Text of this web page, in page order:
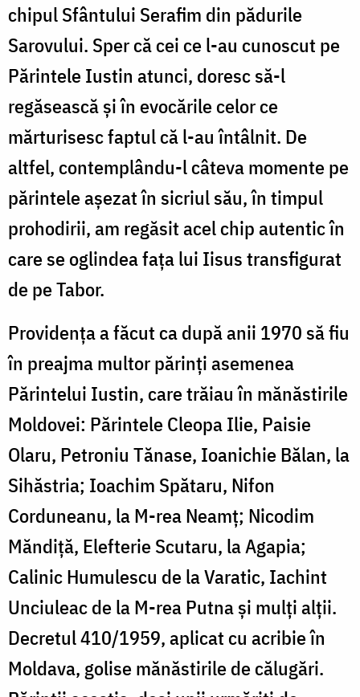
chipul Sfântului Serafim din pădurile
Sarovului. Sper că cei ce l-au cunoscut pe
Părintele Iustin atunci, doresc să-l
regăsească și în evocările celor ce
mărturisesc faptul că l-au întâlnit. De
altfel, contemplându-l câteva momente pe
părintele aşezat în sicriul său, în timpul
prohodirii, am regăsit acel chip autentic în
care se oglindea faţa lui Iisus transfigurat
de pe Tabor.
Providenţa a făcut ca după anii 1970 să fiu
în preajma multor părinţi asemenea
Părintelui Iustin, care trăiau în mănăstirile
Moldovei: Părintele Cleopa Ilie, Paisie
Olaru, Petroniu Tănase, Ioanichie Bălan, la
Sihăstria; Ioachim Spătaru, Nifon
Corduneanu, la M-rea Neamţ; Nicodim
Măndiţă, Elefterie Scutaru, la Agapia;
Calinic Humulescu de la Varatic, Iachint
Unciuleac de la M-rea Putna şi mulţi alţii.
Decretul 410/1959, aplicat cu acribie în
Moldava, golise mănăstirile de călugări.